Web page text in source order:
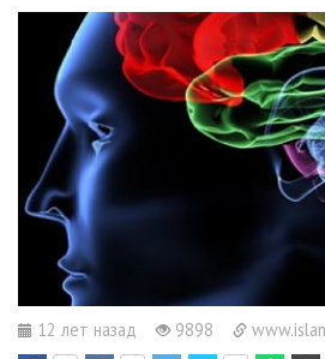
12 лет назад 9898